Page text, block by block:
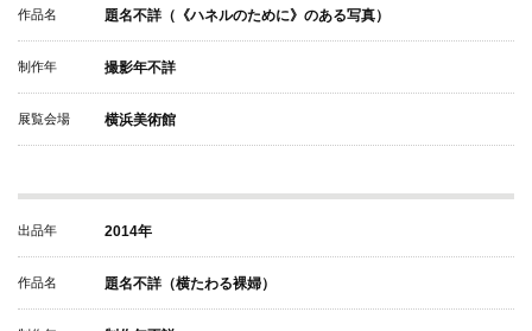
作品名 題名不詳（《ハネルのために》のある写真）
制作年 撮影年不詳
展覧会場 横浜美術館
出品年 2014年
作品名 題名不詳（横たわる裸婦）